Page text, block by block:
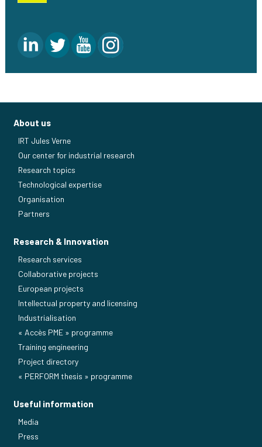
About us
IRT Jules Verne
Our center for industrial research
Research topics
Technological expertise
Organisation
Partners
Research & Innovation
Research services
Collaborative projects
European projects
Intellectual property and licensing
Industrialisation
« Accès PME » programme
Training engineering
Project directory
« PERFORM thesis » programme
Useful information
Media
Press